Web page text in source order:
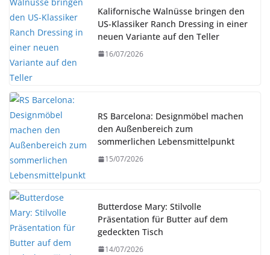
Kalifornische Walnüsse bringen den
US-Klassiker Ranch Dressing in einer
neuen Variante auf den Teller
16/07/2026
RS Barcelona: Designmöbel machen
den Außenbereich zum
sommerlichen Lebensmittelpunkt
15/07/2026
Butterdose Mary: Stilvolle
Präsentation für Butter auf dem
gedeckten Tisch
14/07/2026